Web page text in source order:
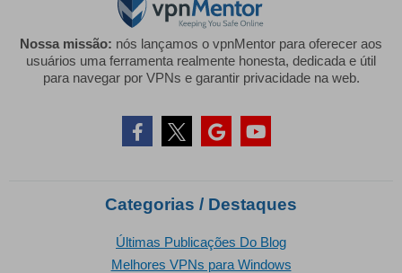
Nossa missão: nós lançamos o vpnMentor para oferecer aos
usuários uma ferramenta realmente honesta, dedicada e útil
para navegar por VPNs e garantir privacidade na web.
Categorias / Destaques
Últimas Publicações Do Blog
Melhores VPNs para Windows